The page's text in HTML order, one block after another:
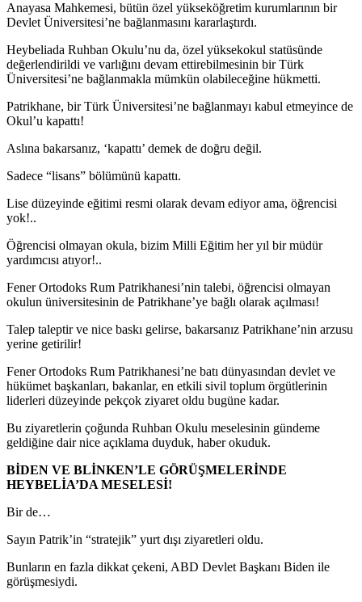
Anayasa Mahkemesi, bütün özel yükseköğretim kurumlarının bir
Devlet Üniversitesi’ne bağlanmasını kararlaştırdı.
Heybeliada Ruhban Okulu’nu da, özel yüksekokul statüsünde
değerlendirildi ve varlığını devam ettirebilmesinin bir Türk
Üniversitesi’ne bağlanmakla mümkün olabileceğine hükmetti.
Patrikhane, bir Türk Üniversitesi’ne bağlanmayı kabul etmeyince de
Okul’u kapattı!
Aslına bakarsanız, ‘kapattı’ demek de doğru değil.
Sadece “lisans” bölümünü kapattı.
Lise düzeyinde eğitimi resmi olarak devam ediyor ama, öğrencisi
yok!..
Öğrencisi olmayan okula, bizim Milli Eğitim her yıl bir müdür
yardımcısı atıyor!..
Fener Ortodoks Rum Patrikhanesi’nin talebi, öğrencisi olmayan
okulun üniversitesinin de Patrikhane’ye bağlı olarak açılması!
Talep taleptir ve nice baskı gelirse, bakarsanız Patrikhane’nin arzusu
yerine getirilir!
Fener Ortodoks Rum Patrikhanesi’ne batı dünyasından devlet ve
hükümet başkanları, bakanlar, en etkili sivil toplum örgütlerinin
liderleri düzeyinde pekçok ziyaret oldu bugüne kadar.
Bu ziyaretlerin çoğunda Ruhban Okulu meselesinin gündeme
geldiğine dair nice açıklama duyduk, haber okuduk.
BİDEN VE BLİNKEN’LE GÖRÜŞMELERİNDE
HEYBELİA’DA MESELESİ!
Bir de…
Sayın Patrik’in “stratejik” yurt dışı ziyaretleri oldu.
Bunların en fazla dikkat çekeni, ABD Devlet Başkanı Biden ile
görüşmesiydi.